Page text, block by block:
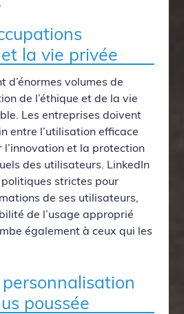
la vie privée
d’énormes volumes de
de l’éthique et de la vie
Les entreprises doivent
entre l’utilisation efficace
l’innovation et la protection
des utilisateurs. LinkedIn
strictes pour
de ses utilisateurs,
de l’usage approprié
également à ceux qui les
poussée